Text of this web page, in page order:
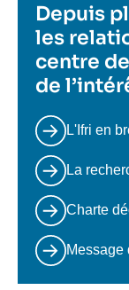
Depuis
les
centre
de
L'Ifri en
La
Charte
Message